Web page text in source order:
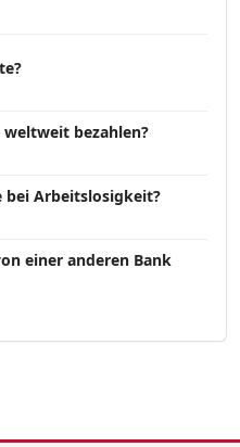
bezahlen?
bei Arbeitslosigkeit?
einer anderen Bank